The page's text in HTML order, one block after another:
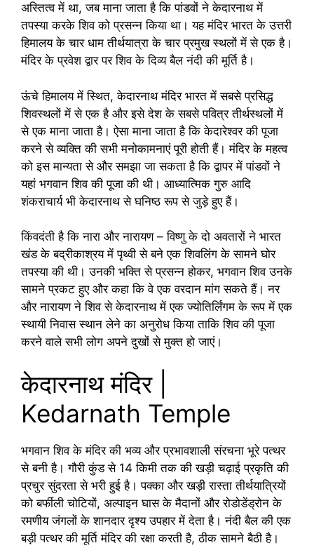
अस्तित्व में था, जब माना जाता है कि पांडवों ने केदारनाथ में
तपस्या करके शिव को प्रसन्न किया था। यह मंदिर भारत के उत्तरी
हिमालय के चार धाम तीर्थयात्रा के चार प्रमुख स्थलों में से एक है।
मंदिर के प्रवेश द्वार पर शिव के दिव्य बैल नंदी की मूर्ति है।
ऊंचे हिमालय में स्थित, केदारनाथ मंदिर भारत में सबसे प्रसिद्ध
शिवस्थलों में से एक है और इसे देश के सबसे पवित्र तीर्थस्थलों में
से एक माना जाता है। ऐसा माना जाता है कि केदारेश्वर की पूजा
करने से व्यक्ति की सभी मनोकामनाएं पूरी होती हैं। मंदिर के महत्व
को इस मान्यता से और समझा जा सकता है कि द्वापर में पांडवों ने
यहां भगवान शिव की पूजा की थी। आध्यात्मिक गुरु आदि
शंकराचार्य भी केदारनाथ से घनिष्ठ रूप से जुड़े हुए हैं।
किंवदंती है कि नारा और नारायण – विष्णु के दो अवतारों ने भारत
खंड के बद्रीकाश्रय में पृथ्वी से बने एक शिवलिंग के सामने घोर
तपस्या की थी। उनकी भक्ति से प्रसन्न होकर, भगवान शिव उनके
सामने प्रकट हुए और कहा कि वे एक वरदान मांग सकते हैं। नर
और नारायण ने शिव से केदारनाथ में एक ज्योतिर्लिंगम के रूप में एक
स्थायी निवास स्थान लेने का अनुरोध किया ताकि शिव की पूजा
करने वाले सभी लोग अपने दुखों से मुक्त हो जाएं।
केदारनाथ मंदिर |
Kedarnath Temple
भगवान शिव के मंदिर की भव्य और प्रभावशाली संरचना भूरे पत्थर
से बनी है। गौरी कुंड से 14 किमी तक की खड़ी चढ़ाई प्रकृति की
प्रचुर सुंदरता से भरी हुई है। पक्का और खड़ी रास्ता तीर्थयात्रियों
को बर्फीली चोटियों, अल्पाइन घास के मैदानों और रोडोडेंड्रोन के
रमणीय जंगलों के शानदार दृश्य उपहार में देता है। नंदी बैल की एक
बड़ी पत्थर की मूर्ति मंदिर की रक्षा करती है, ठीक सामने बैठी है।